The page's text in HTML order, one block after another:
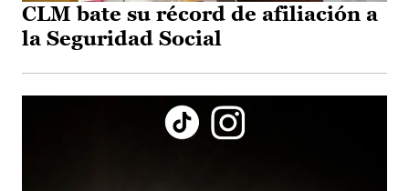
CLM bate su récord de afiliación a
la Seguridad Social